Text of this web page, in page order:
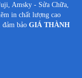
Amsky - Sửa Chữa,
in chất lượng cao
bảo GIÁ THÀNH